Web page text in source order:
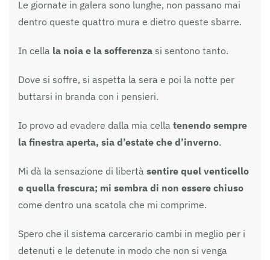
Le giornate in galera sono lunghe, non passano mai
dentro queste quattro mura e dietro queste sbarre.
In cella la noia e la sofferenza si sentono tanto.
Dove si soffre, si aspetta la sera e poi la notte per
buttarsi in branda con i pensieri.
Io provo ad evadere dalla mia cella tenendo sempre
la finestra aperta, sia d’estate che d’inverno.
Mi dà la sensazione di libertà sentire quel venticello
e quella frescura; mi sembra di non essere chiuso
come dentro una scatola che mi comprime.
Spero che il sistema carcerario cambi in meglio per i
detenuti e le detenute in modo che non si venga